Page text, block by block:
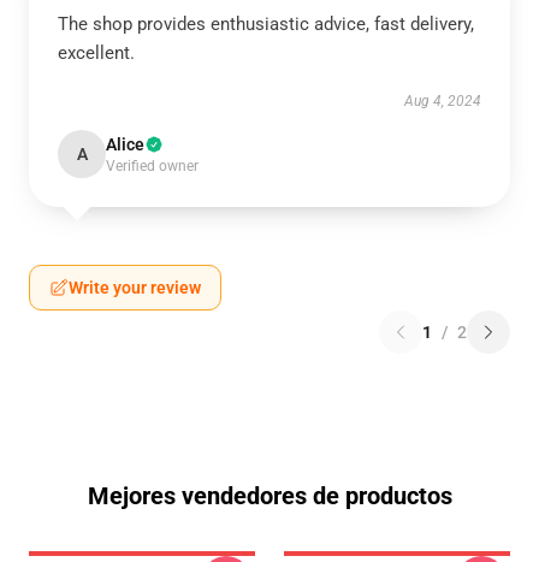
The shop provides enthusiastic advice, fast delivery,
excellent.
Aug 4, 2024
A Alice
Verified owner
Write your review
1 / 2
Mejores vendedores de productos